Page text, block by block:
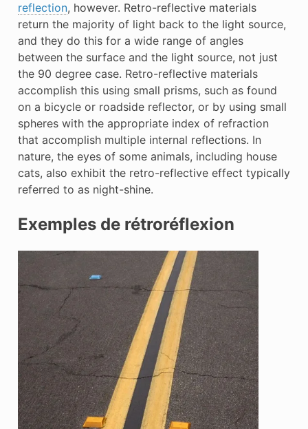
reflection, however. Retro-reflective materials
return the majority of light back to the light source,
and they do this for a wide range of angles
between the surface and the light source, not just
the 90 degree case. Retro-reflective materials
accomplish this using small prisms, such as found
on a bicycle or roadside reflector, or by using small
spheres with the appropriate index of refraction
that accomplish multiple internal reflections. In
nature, the eyes of some animals, including house
cats, also exhibit the retro-reflective effect typically
referred to as night-shine.
Exemples de rétroréflexion